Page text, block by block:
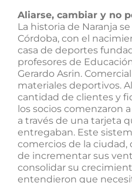
Aliarse, cambiar y no
La historia de Naranja
Córdoba, con el
casa de deportes
profesores de
Gerardo Asrin.
materiales deportivos.
cantidad de clientes y
los socios comenzaron
a través de una tarjeta
entregaban. Este
comercios de la ciudad,
de incrementar sus
consolidar su
entendieron que